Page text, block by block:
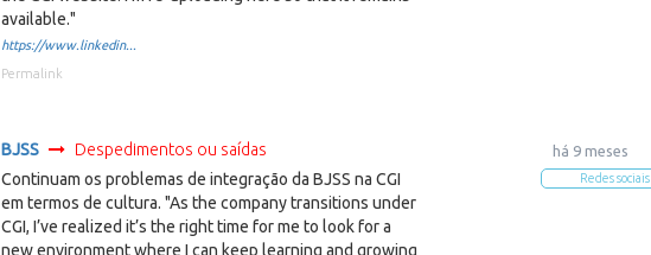
available."
https://www.linkedin...
Permalink
há 9 meses
Redes sociais
BJSS
Despedimentos ou saídas
Continuam os problemas de integração da BJSS na CGI
em termos de cultura. "As the company transitions under
CGI, I’ve realized it’s the right time for me to look for a
new environment where I can keep learning and growing